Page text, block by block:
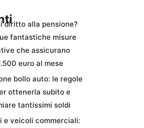
diritto alla pensione?
fantastiche misure
che assicurano
euro al mese
bollo auto: le regole
ottenerla subito e
tantissimi soldi
e veicoli commerciali: